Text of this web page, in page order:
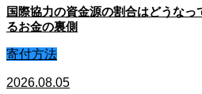
国際協力の資金源の割合はどうなっ
るお金の裏側
寄付方法
2026.08.05